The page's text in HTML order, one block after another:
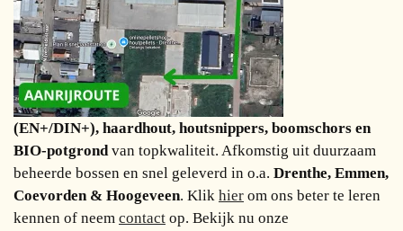
(EN+/DIN+), haardhout, houtsnippers, boomschors en
BIO-potgrondvan topkwaliteit. Afkomstig uit duurzaam
beheerde bossen en snel geleverd in o.a. Drenthe, Emmen,
Coevorden & Hoogeveen. Klik hier om ons beter te leren
kennen of neem contact op. Bekijk nu onze